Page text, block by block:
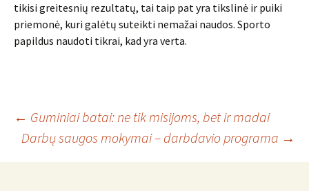
tikisi greitesnių rezultatų, tai taip pat yra tikslinė ir puiki
priemonė, kuri galėtų suteikti nemažai naudos. Sporto
papildus naudoti tikrai, kad yra verta.
Įrašo
navigacija
← Guminiai batai: ne tik misijoms, bet ir madai
Darbų saugos mokymai – darbdavio programa →